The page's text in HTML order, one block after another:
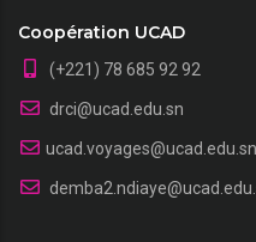
Coopération UCAD
(+221) 78 685 92 92
drci@ucad.edu.sn
ucad.voyages@ucad.edu.sn